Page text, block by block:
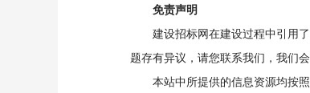
免责声明
建设招标网在建设过程中引用了
题存有异议，请您联系我们，我们
本站中所提供的信息资源均按照